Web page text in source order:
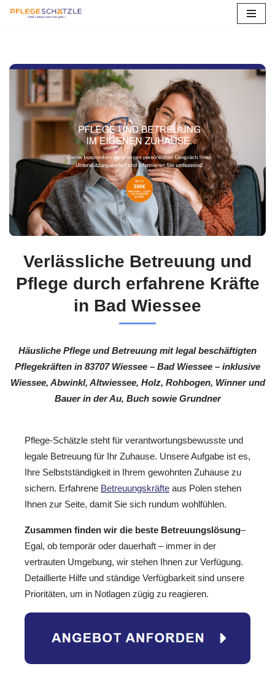
springen
Verlässliche Betreuung und
Pflege durch erfahrene Kräfte
in Bad Wiessee
Häusliche Pflege und Betreuung mit legal beschäftigten
Pflegekräften in 83707 Wiessee – Bad Wiessee – inklusive
Wiessee, Abwinkl, Altwiessee, Holz, Rohbogen, Winner und
Bauer in der Au, Buch sowie Grundner
Pflege-Schätzle steht für verantwortungsbewusste und
legale Betreuung für Ihr Zuhause. Unsere Aufgabe ist es,
Ihre Selbstständigkeit in Ihrem gewohnten Zuhause zu
sichern. Erfahrene Betreuungskräfte aus Polen stehen
Ihnen zur Seite, damit Sie sich rundum wohlfühlen.
Zusammen finden wir die beste Betreuungslösung–
Egal, ob temporär oder dauerhaft – immer in der
vertrauten Umgebung, wir stehen Ihnen zur Verfügung.
Detaillierte Hilfe und ständige Verfügbarkeit sind unsere
Prioritäten, um in Notlagen zügig zu reagieren.